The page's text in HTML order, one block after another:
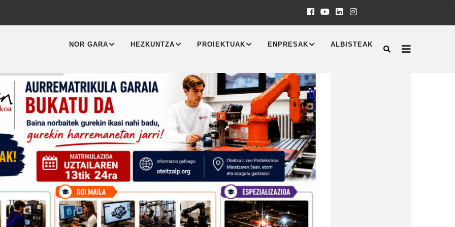
NAVIGATION
NOR GARA HEZKUNTZA PROIEKTUAK ENPRESAK ALBISTEAK